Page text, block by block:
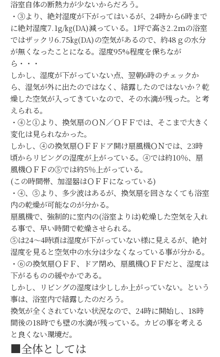
浴室自体の断熱力が少ないからだろう。
・③より、絶対湿度が下がってはいるが、24時から6時まで
に絶対湿度7.1g/㎏(DA)減っている。1坪で高さ2.2ｍの浴室
ではザックリ6.75㎏(DA)の空気があるので、約48ｇの水分
が無くなったことになる。湿度95%程度を保ちなが
ら・・・
しかし、湿度が下がっていない点、翌朝6時のチェックか
ら、湿気が外に出たのではなく、結露したのではないか？乾
燥した空気が入ってきていなので、その水滴が残った。と考
えられる。
・④と①より、換気扇のＯＮ／ＯＦＦでは、そこまで大きく
変化は見られなかった。
しかし、④の換気扇ＯＦＦドア開け扇風機ＯＮでは、23時
頃からリビングの湿度が上がっている。④では約10％、扇
風機ＯＦＦの⑤では約5％上がっている。
(この時間帯、加湿器はＯＦＦになっている)
・④、⑤より、多少波はあるが、換気扇を回さなくても浴室
内の乾燥が可能なのが分かる。
扇風機で、強制的に室内の(浴室よりは)乾燥した空気を入れ
る事で、早い時間で乾燥させられる。
⑤は24～4時頃は湿度が下がっていない様に見えるが、絶対
湿度を見ると空気中の水分は少なくなっている事が分かる。
・⑥の換気扇ＯＦＦ、ドア閉め、扇風機ＯＦＦだと、湿度は
下がるものの緩やかである。
しかし、リビングの湿度は少ししか上がっていない。という
事は、浴室内で結露したのだろう。
換気が全くされていない状況なので、24時に開始し、18時
間後の18時でも壁の水滴が残っている。カビの事を考える
と良くない環境だ。
■全体としては